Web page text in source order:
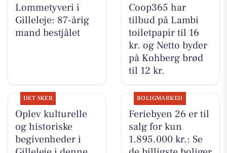
Lommetyveri i
Gilleleje: 87-årig
mand bestjålet
Coop365 har
tilbud på Lambi
toiletpapir til 16
kr. og Netto byder
på Kohberg brød
til 12 kr.
DET SKER
Oplev kulturelle
og historiske
begivenheder i
BOLIGMARKED
Feriebyen 26 er til
salg for kun
1.895.000 kr.: Se